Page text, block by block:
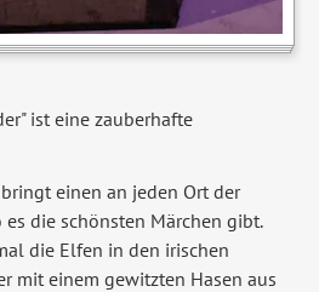
ist eine zauberhafte
einen an jeden Ort der
die schönsten Märchen gibt.
die Elfen in den irischen
mit einem gewitzten Hasen aus